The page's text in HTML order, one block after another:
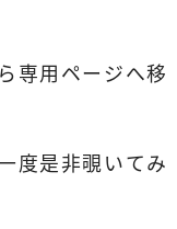
専用ページへ移
度是非覗いてみ